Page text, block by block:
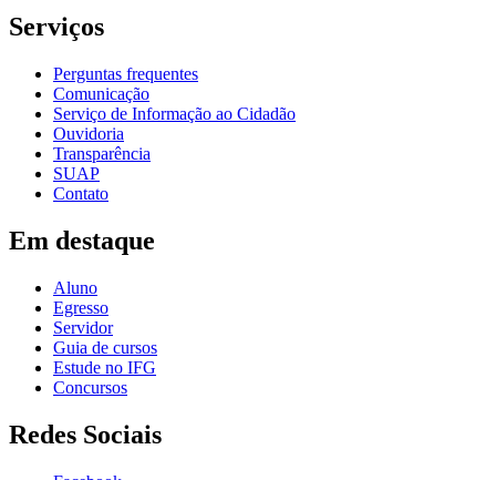
Serviços
Perguntas frequentes
Comunicação
Serviço de Informação ao Cidadão
Ouvidoria
Transparência
SUAP
Contato
Em destaque
Aluno
Egresso
Servidor
Guia de cursos
Estude no IFG
Concursos
Redes Sociais